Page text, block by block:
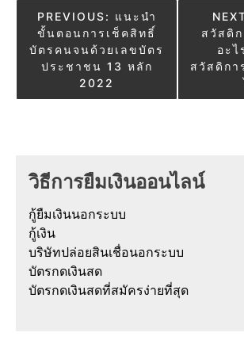
Post
navigation
PREVIOUS: แนะนำ
ขั้นตอนการเช็คสิทธิ์
บัตรคนจนด้วยเลขบัตร
ประชาชน 13 หลัก
2022
สวัสดิ
อะไ
สวัสดิกา
วิธีการยืมเงินออนไลน์
กู้ยืมเงินนอกระบบ
กู้เงิน
บริษัทปล่อยสินเชื่อนอกระบบ
บัตรกดเงินสด
บัตรกดเงินสดที่สมัครง่ายที่สุด